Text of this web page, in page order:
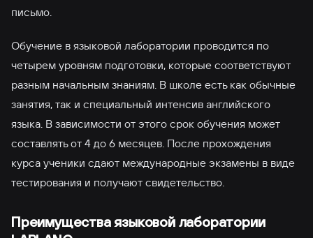
письмо.
Обучение в языковой лаборатории проводится по
четырем уровням подготовки, которые соответствуют
разным начальным знаниям. В школе есть как обычные
занятия, так и специальный интенсив английского
языка. В зависимости от этого срок обучения может
составлять от 4 до 6 месяцев. После прохождения
курса ученики сдают международные экзамены в виде
тестирования и получают свидетельство.
Преимущества языковой лаборатории